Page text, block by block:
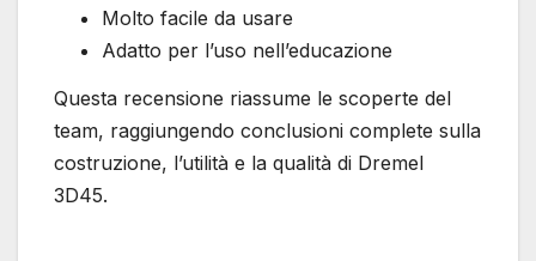
Molto facile da usare
Adatto per l’uso nell’educazione
Questa recensione riassume le scoperte del
team, raggiungendo conclusioni complete sulla
costruzione, l’utilità e la qualità di Dremel
3D45.